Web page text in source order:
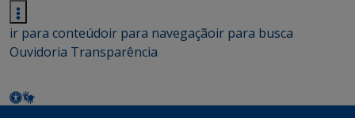
ir para conteúdoir para navegaçãoir para busca
Ouvidoria Transparência